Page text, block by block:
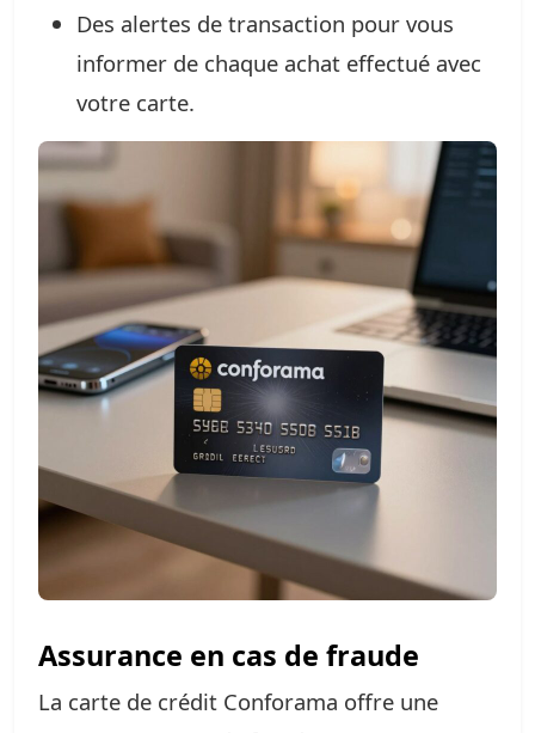
Des alertes de transaction pour vous
informer de chaque achat effectué avec
votre carte.
Assurance en cas de fraude
La carte de crédit Conforama offre une